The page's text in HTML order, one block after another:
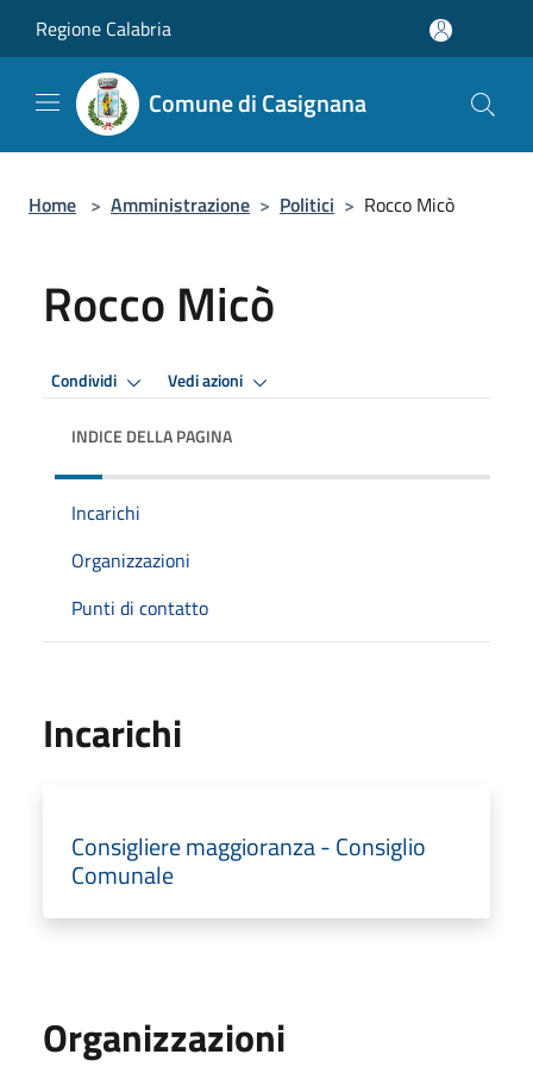
Regione Calabria
Comune di Casignana
Home > Amministrazione > Politici > Rocco Micò
Rocco Micò
Condividi Vedi azioni
INDICE DELLA PAGINA
Incarichi
Organizzazioni
Punti di contatto
Incarichi
Consigliere maggioranza - Consiglio
Comunale
Organizzazioni